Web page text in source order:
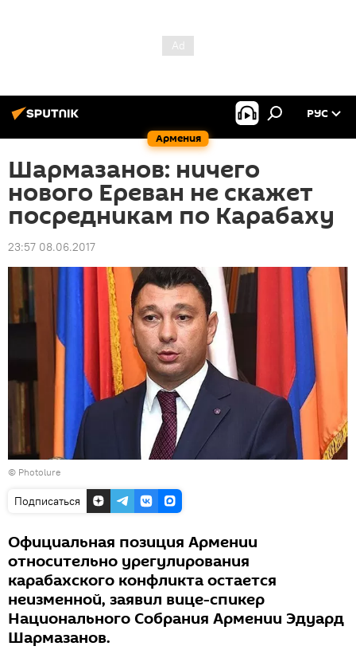
Армения
РУС
Шармазанов: ничего
нового Ереван не скажет
посредникам по Карабаху
23:57 08.06.2017
© Photolure
Подписаться
Официальная позиция Армении
относительно урегулирования
карабахского конфликта остается
неизменной, заявил вице-спикер
Национального Собрания Армении Эдуард
Шармазанов.